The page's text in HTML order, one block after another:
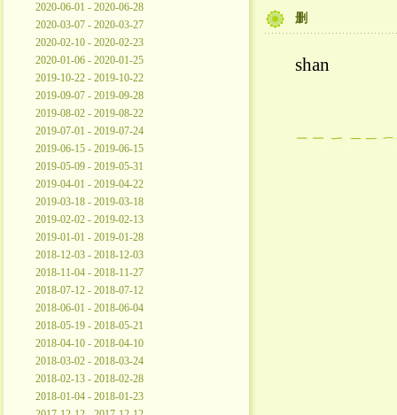
2020-06-01 - 2020-06-28
2020-03-07 - 2020-03-27
2020-02-10 - 2020-02-23
2020-01-06 - 2020-01-25
2019-10-22 - 2019-10-22
2019-09-07 - 2019-09-28
2019-08-02 - 2019-08-22
2019-07-01 - 2019-07-24
2019-06-15 - 2019-06-15
2019-05-09 - 2019-05-31
2019-04-01 - 2019-04-22
2019-03-18 - 2019-03-18
2019-02-02 - 2019-02-13
2019-01-01 - 2019-01-28
2018-12-03 - 2018-12-03
2018-11-04 - 2018-11-27
2018-07-12 - 2018-07-12
2018-06-01 - 2018-06-04
2018-05-19 - 2018-05-21
2018-04-10 - 2018-04-10
2018-03-02 - 2018-03-24
2018-02-13 - 2018-02-28
2018-01-04 - 2018-01-23
删
shan